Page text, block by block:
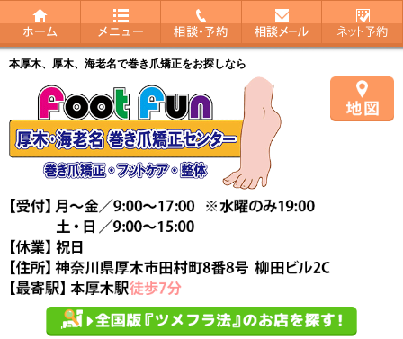
本厚木、厚木、海老名で巻き爪矯正をお探しなら